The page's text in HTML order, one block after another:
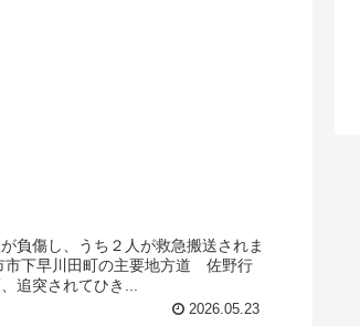
負傷し、うち２人が救急搬送されま
市下早川田町の主要地方道 佐野行
追突されてひき...
2026.05.23